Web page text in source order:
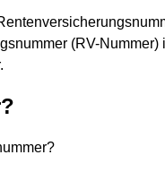
(RV-Nummer)